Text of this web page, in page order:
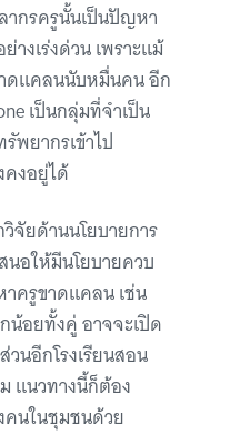
กรครูนั้นเป็นปัญหา
งเร่งด่วน เพราะแม้
ดแคลนนับหมื่นคน อีก
เป็นกลุ่มที่จำเป็น
พยากรเข้าไป
คงอยู่ได้
จัยด้านนโยบายการ
นอให้มีนโยบายควบ
าครูขาดแคลน เช่น
น้อยทั้งคู่ อาจจะเปิด
วนอีกโรงเรียนสอน
แนวทางนี้ก็ต้อง
นในชุมชนด้วย